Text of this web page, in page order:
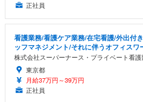
正社員
看護業務/看護ケア業務/在宅看護/外出付
ッフマネジメント/それに伴うオフィスワ
株式会社スーパーナース・プライベート看
東京都
月給37万円～39万円
正社員